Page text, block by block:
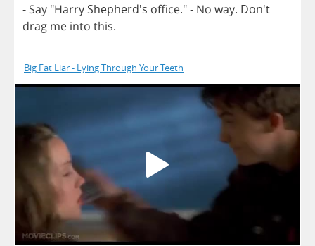
- Say "Harry Shepherd's office."- No way. Don't
drag me into this.
Big Fat Liar - Lying Through Your Teeth